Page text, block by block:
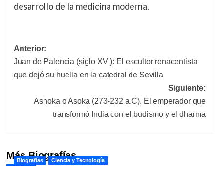
desarrollo de la medicina moderna.
Navegación
de
entradas
Anterior:
Juan de Palencia (siglo XVI): El escultor renacentista
que dejó su huella en la catedral de Sevilla
Siguiente:
Ashoka o Asoka (273-232 a.C). El emperador que
transformó India con el budismo y el dharma
Más Biografías
Biografías Ciencia y Tecnología